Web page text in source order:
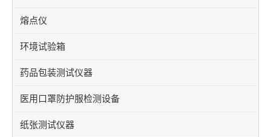
熔点仪
环境试验箱
药品包装测试仪器
医用口罩防护服检测设备
纸张测试仪器